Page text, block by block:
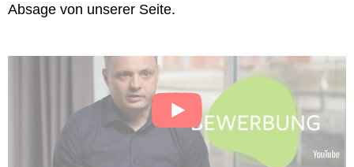
Absage von unserer Seite.